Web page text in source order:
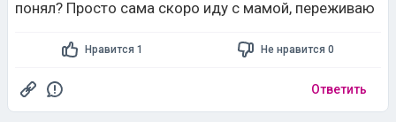
понял? Просто сама скоро иду с мамой, переживаю
Нравится 1 Не нравится 0
Ответить